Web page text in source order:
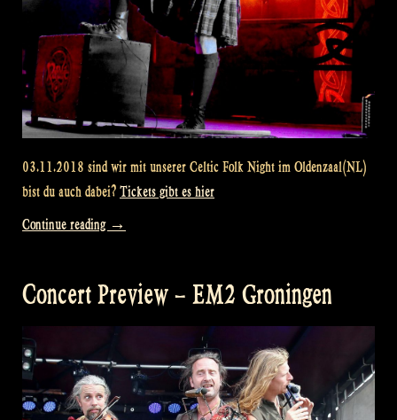
03.11.2018 sind wir mit unserer Celtic Folk Night im Oldenzaal(NL)
bist du auch dabei? Tickets gibt es hier
Continue reading „Celtic
this
Saturday
Oldenzaal“
→
Concert Preview – EM2 Groningen